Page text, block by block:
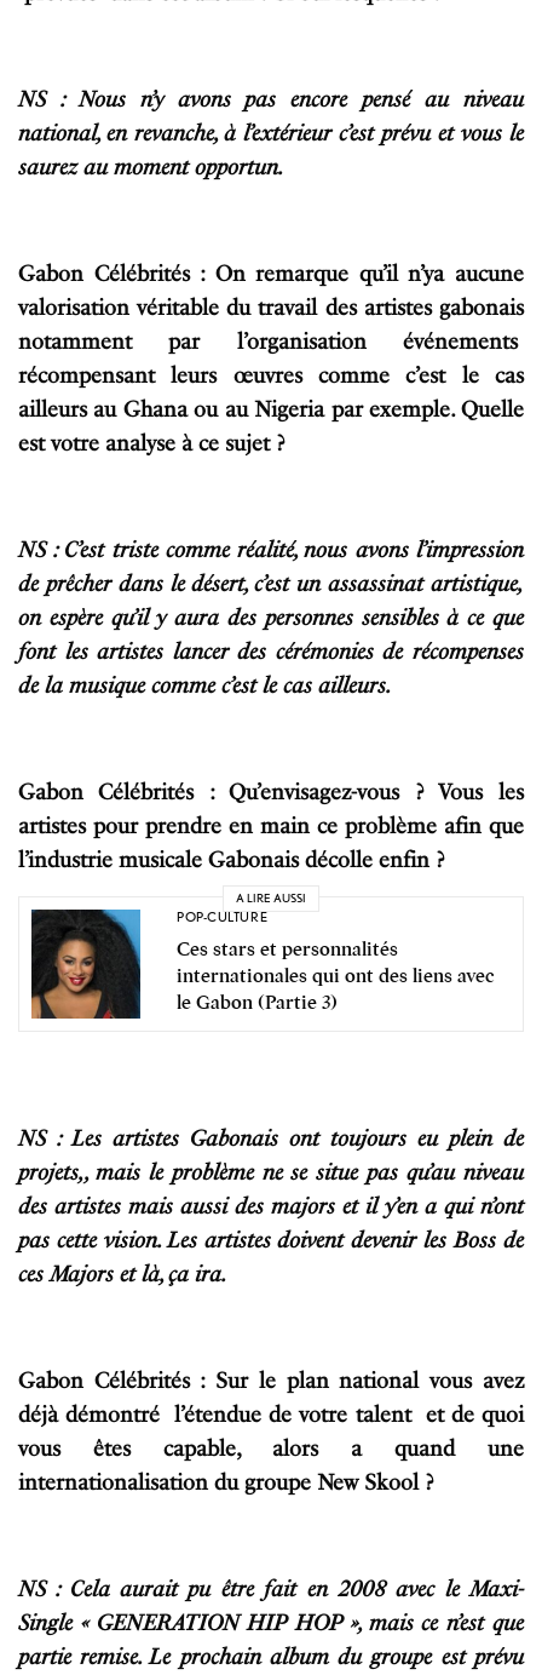
NS : Nous n’y avons pas encore pensé au niveau
national, en revanche, à l’extérieur c’est prévu et vous le
saurez au moment opportun.
Gabon Célébrités : On remarque qu’il n’ya aucune
valorisation véritable du travail des artistes gabonais
notamment par l’organisation événements
récompensant leurs œuvres comme c’est le cas
ailleurs au Ghana ou au Nigeria par exemple. Quelle
est votre analyse à ce sujet ?
NS : C’est triste comme réalité, nous avons l’impression
de prêcher dans le désert, c’est un assassinat artistique,
on espère qu’il y aura des personnes sensibles à ce que
font les artistes lancer des cérémonies de récompenses
de la musique comme c’est le cas ailleurs.
Gabon Célébrités : Qu’envisagez-vous ? Vous les
artistes pour prendre en main ce problème afin que
l’industrie musicale Gabonais décolle enfin ?
A LIRE AUSSI
POP-CULTURE
Ces stars et personnalités
internationales qui ont des liens avec
le Gabon (Partie 3)
NS : Les artistes Gabonais ont toujours eu plein de
projets,, mais le problème ne se situe pas qu’au niveau
des artistes mais aussi des majors et il y’en a qui n’ont
pas cette vision. Les artistes doivent devenir les Boss de
ces Majors et là, ça ira.
Gabon Célébrités : Sur le plan national vous avez
déjà démontré l’étendue de votre talent et de quoi
vous êtes capable, alors a quand une
internationalisation du groupe New Skool ?
NS : Cela aurait pu être fait en 2008 avec le Maxi-
Single « GENERATION HIP HOP », mais ce n’est que
partie remise. Le prochain album du groupe est prévu